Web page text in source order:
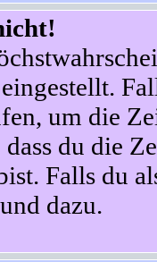
um die
du die
Falls du
dazu.